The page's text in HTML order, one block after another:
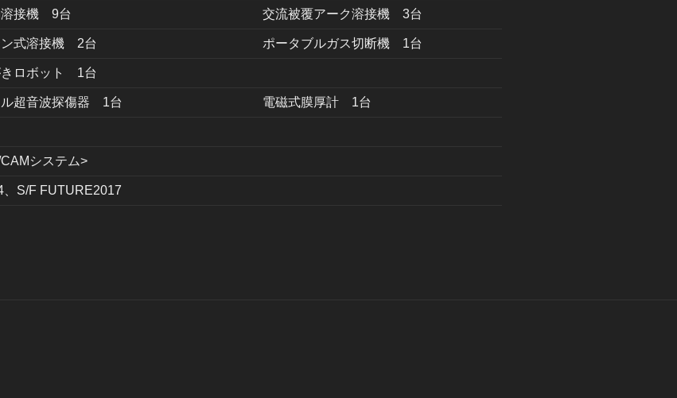
溶接機 9台 交流被覆アーク溶接機 3台
ン式溶接機 2台 ポータブルガス切断機 1台
きロボット 1台
ル超音波探傷器 1台 電磁式膜厚計 1台
システム>
、S/F FUTURE2017